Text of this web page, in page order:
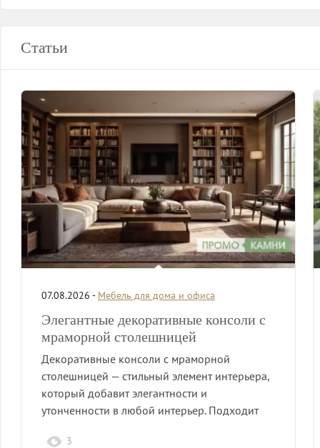
Статьи
07.08.2026 - Мебель для дома и офиса
Элегантные декоративные консоли с
мраморной столешницей
Декоративные консоли с мраморной
столешницей — стильный элемент интерьера,
который добавит элегантности и
утонченности в любой интерьер. Подходит
3